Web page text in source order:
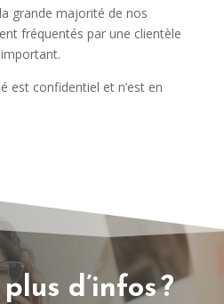
grande majorité de nos
fréquentés par une clientèle
est confidentiel et n’est en
d’infos ?